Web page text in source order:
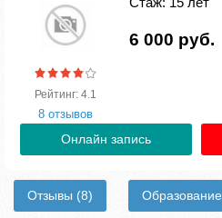
Рейтинг: 4.1
8 отзывов
6 000 руб.
Онлайн запись
Отзывы (8) Образование